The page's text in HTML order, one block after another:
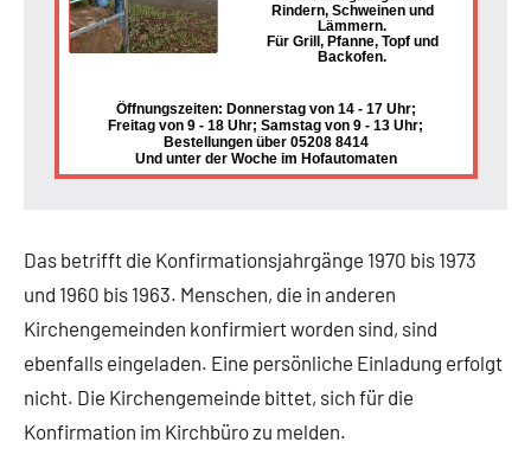
Rindern, Schweinen und
Lämmern.
Für Grill, Pfanne, Topf und
Backofen.
Öffnungszeiten: Donnerstag von 14 - 17 Uhr;
Freitag von 9 - 18 Uhr; Samstag von 9 - 13 Uhr;
Bestellungen über 05208 8414
Und unter der Woche im Hofautomaten
Das betrifft die Konfirmationsjahrgänge 1970 bis 1973
und 1960 bis 1963. Menschen, die in anderen
Kirchengemeinden konfirmiert worden sind, sind
ebenfalls eingeladen. Eine persönliche Einladung erfolgt
nicht. Die Kirchengemeinde bittet, sich für die
Konfirmation im Kirchbüro zu melden.